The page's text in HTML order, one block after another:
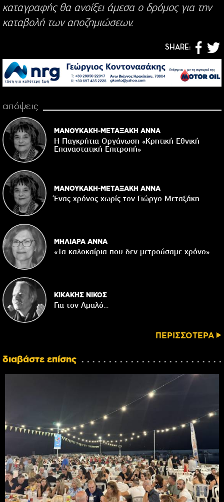
καταγραφής θα ανοίξει άμεσα ο δρόμος για την
καταβολή των αποζημιώσεων.
SHARE:
απόψεις
ΜΑΝΟΥΚΑΚΗ-ΜΕΤΑΞΑΚΗ ΑΝΝΑ
Η Παγκρήτια Οργάνωση «Κρητική Εθνική
Επαναστατική Eπιτροπή»
ΜΑΝΟΥΚΑΚΗ-ΜΕΤΑΞΑΚΗ ΑΝΝΑ
Ένας χρόνος χωρίς τον Γιώργο Μεταξάκη
ΜΗΛΙΑΡΑ ΑΝΝΑ
«Τα καλοκαίρια που δεν μετρούσαμε χρόνο»
ΚΙΚΑΚΗΣ ΝΙΚΟΣ
Για τον Αμαλό…
ΠΕΡΙΣΣΟΤΕΡΑ
διαβάστε επίσης